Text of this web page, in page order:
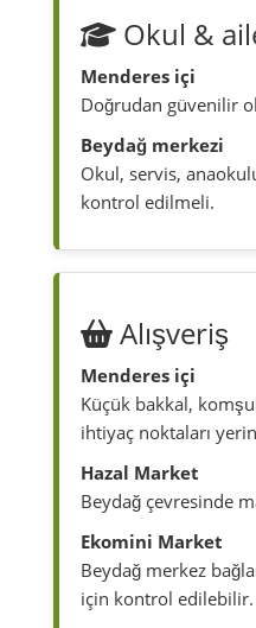
Okul &
Menderes içi
Doğrudan güvenilir
Beydağ merkezi
Okul, servis,
kontrol edilmeli.
Alışveriş
Menderes içi
Küçük bakkal,
ihtiyaç noktaları
Hazal Market
Beydağ çevresinde
Ekomini Market
Beydağ merkez
için kontrol edilebilir.